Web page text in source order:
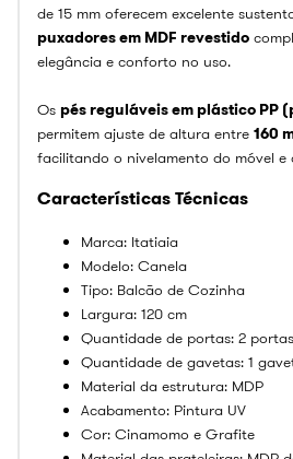
de 15 mm oferecem excelente
puxadores em MDF revestido
elegância e conforto no uso.
Os pés reguláveis em plástico PP
permitem ajuste de altura entre 160
facilitando o nivelamento do móvel e
Características Técnicas
Marca: Itatiaia
Modelo: Canela
Tipo: Balcão de Cozinha
Largura: 120 cm
Quantidade de portas: 2 portas
Quantidade de gavetas: 1
Material da estrutura: MDP
Acabamento: Pintura UV
Cor: Cinamomo e Grafite